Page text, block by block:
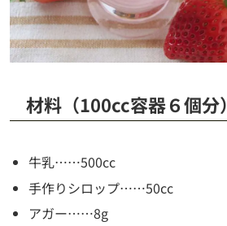
材料（100cc容器６個分）
牛乳……500cc
手作りシロップ……50cc
アガー……8g